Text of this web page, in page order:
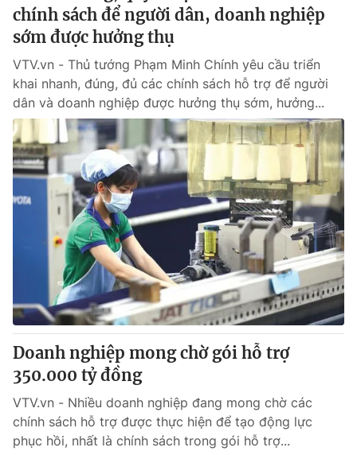
chính sách để người dân, doanh nghiệp
sớm được hưởng thụ
VTV.vn - Thủ tướng Phạm Minh Chính yêu cầu triển
khai nhanh, đúng, đủ các chính sách hỗ trợ để người
dân và doanh nghiệp được hưởng thụ sớm, hưởng...
Doanh nghiệp mong chờ gói hỗ trợ
350.000 tỷ đồng
VTV.vn - Nhiều doanh nghiệp đang mong chờ các
chính sách hỗ trợ được thực hiện để tạo động lực
phục hồi, nhất là chính sách trong gói hỗ trợ...